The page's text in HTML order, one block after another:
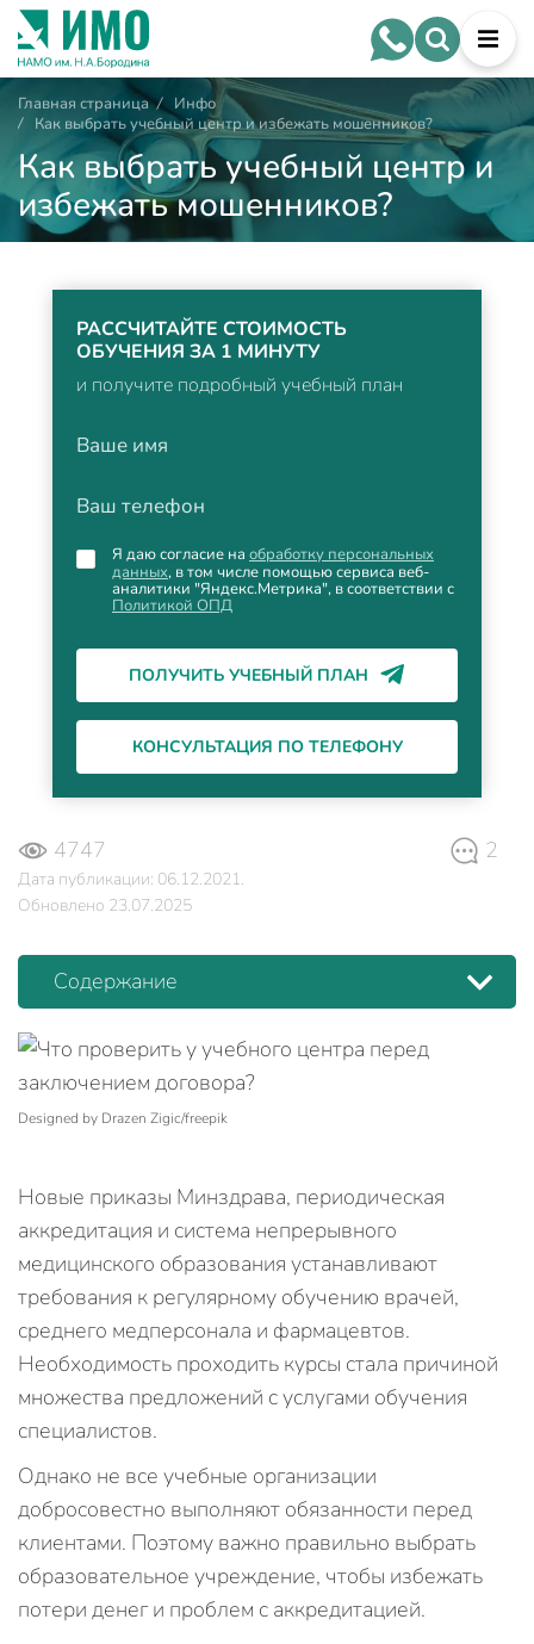
Главная страница /
Инфо
/
Как выбрать учебный центр и избежать мошенников?
Как выбрать учебный центр и
избежать мошенников?
4747 2
Дата публикации: 06.12.2021.
Обновлено 23.07.2025
Содержание
Designed by Drazen Zigic/freepik
Новые приказы Минздрава, периодическая
аккредитация и система непрерывного
медицинского образования устанавливают
требования к регулярному обучению врачей,
среднего медперсонала и фармацевтов.
Необходимость проходить курсы стала причиной
множества предложений с услугами обучения
специалистов.
Однако не все учебные организации
добросовестно выполняют обязанности перед
клиентами. Поэтому важно правильно выбрать
образовательное учреждение, чтобы избежать
потери денег и проблем с аккредитацией.
РАССЧИТАЙТЕ СТОИМОСТЬ
ОБУЧЕНИЯ ЗА 1 МИНУТУ
и получите подробный учебный план
Ваше имя
Ваш телефон
Я даю согласие на обработку персональных
данных, в том числе помощью сервиса веб-
аналитики "Яндекс.Метрика", в соответствии с
Политикой ОПД
ПОЛУЧИТЬ УЧЕБНЫЙ ПЛАН
КОНСУЛЬТАЦИЯ ПО ТЕЛЕФОНУ